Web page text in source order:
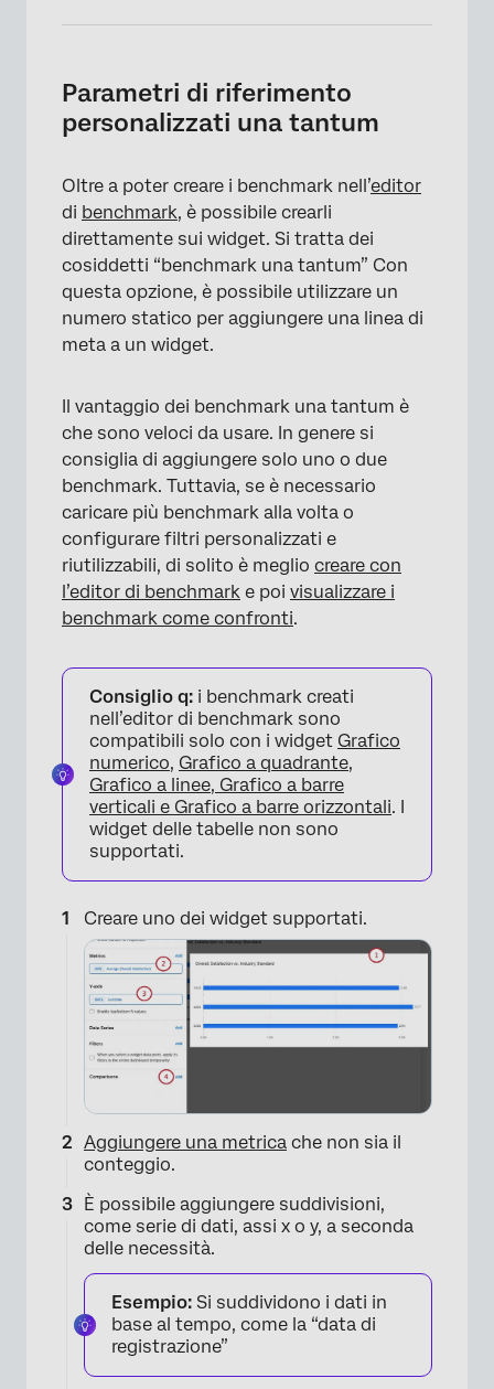
×
Parametri di riferimento
personalizzati una tantum
Oltre a poter creare i benchmark nell’editor
di benchmark, è possibile crearli
direttamente sui widget. Si tratta dei
cosiddetti “benchmark una tantum” Con
questa opzione, è possibile utilizzare un
numero statico per aggiungere una linea di
meta a un widget.
Il vantaggio dei benchmark una tantum è
che sono veloci da usare. In genere si
consiglia di aggiungere solo uno o due
benchmark. Tuttavia, se è necessario
caricare più benchmark alla volta o
configurare filtri personalizzati e
riutilizzabili, di solito è meglio creare con
l’editor di benchmark e poi visualizzare i
benchmark come confronti.
Consiglio q: i benchmark creati
nell’editor di benchmark sono
compatibili solo con i widget Grafico
numerico, Grafico a quadrante,
Grafico a linee, Grafico a barre
verticali e Grafico a barre orizzontali. I
widget delle tabelle non sono
supportati.
Creare uno dei widget supportati.
Aggiungere una metrica che non sia il
conteggio.
È possibile aggiungere suddivisioni,
come serie di dati, assi x o y, a seconda
delle necessità.
Esempio: Si suddividono i dati in
base al tempo, come la “data di
registrazione”